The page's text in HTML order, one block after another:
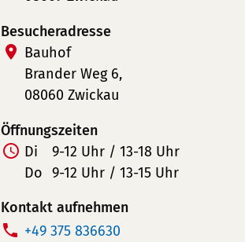
Besucheradresse
Bauhof
Brander Weg 6,
08060 Zwickau
Öffnungszeiten
Di
9-12 Uhr / 13-18 Uhr
Do 9-12 Uhr / 13-15 Uhr
Kontakt aufnehmen
T
+49 375 836630